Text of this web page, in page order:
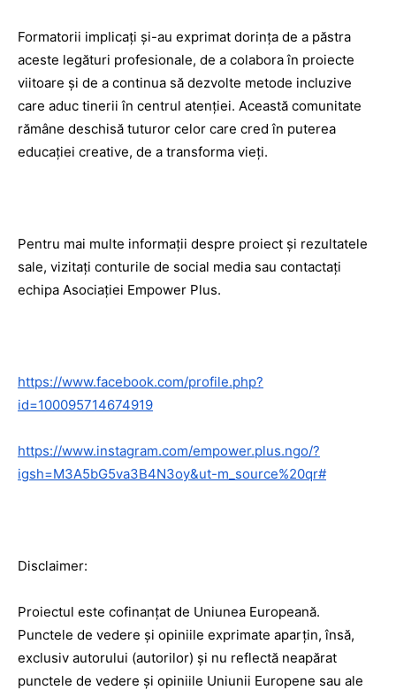
Formatorii implicați și-au exprimat dorința de a păstra
aceste legături profesionale, de a colabora în proiecte
viitoare și de a continua să dezvolte metode incluzive
care aduc tinerii în centrul atenției. Această comunitate
rămâne deschisă tuturor celor care cred în puterea
educației creative, de a transforma vieți.
Pentru mai multe informații despre proiect și rezultatele
sale, vizitați conturile de social media sau contactați
echipa Asociației Empower Plus.
https://www.facebook.com/profile.php?
id=100095714674919
https://www.instagram.com/empower.plus.ngo/?
igsh=M3A5bG5va3B4N3oy&ut-m_source%20qr#
Disclaimer:
Proiectul este cofinanțat de Uniunea Europeană.
Punctele de vedere și opiniile exprimate aparțin, însă,
exclusiv autorului (autorilor) și nu reflectă neapărat
punctele de vedere și opiniile Uniunii Europene sau ale